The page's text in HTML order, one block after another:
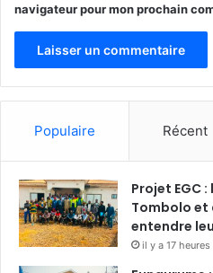
navigateur pour mon prochain
Populaire Récent
Projet EGC
Tombolo et
entendre
il y a 17 heures